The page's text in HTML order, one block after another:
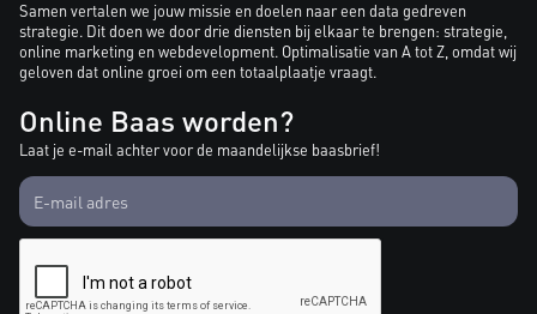
Samen vertalen we jouw missie en doelen naar een data gedreven
strategie. Dit doen we door drie diensten bij elkaar te brengen: strategie,
online marketing en webdevelopment. Optimalisatie van A tot Z, omdat wij
geloven dat online groei om een totaalplaatje vraagt.
Online Baas worden?
Laat je e-mail achter voor de maandelijkse baasbrief!